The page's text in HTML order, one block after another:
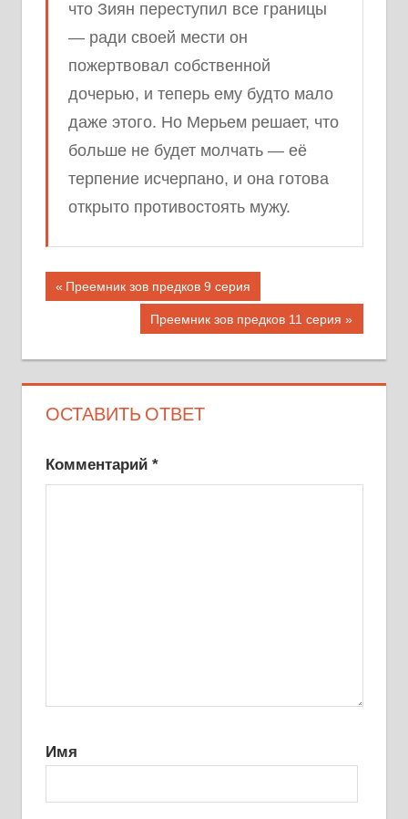
что Зиян переступил все границы
— ради своей мести он
пожертвовал собственной
дочерью, и теперь ему будто мало
даже этого. Но Мерьем решает, что
больше не будет молчать — её
терпение исчерпано, и она готова
открыто противостоять мужу.
Навигация
записям
Предыдущая
Преемник зов предков 9 серия
Следующая
Преемник зов предков 11 серия
ОСТАВИТЬ ОТВЕТ
Комментарий *
Имя